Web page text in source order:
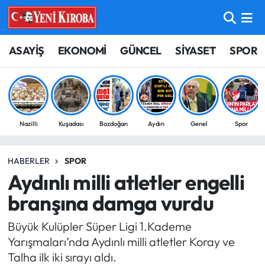
ASAYİŞ EKONOMİ GÜNCEL SİYASET SPOR
Nazilli Kuşadası Bozdoğan Aydın Genel Spor
HABERLER SPOR
Aydınlı milli atletler engelli
branşına damga vurdu
Büyük Kulüpler Süper Ligi 1.Kademe
Yarışmaları’nda Aydınlı milli atletler Koray ve
Talha ilk iki sırayı aldı.
ASAYİŞ
BİLİM-TEKNOLOJİ
ÇEVRE
EĞİTİM
GÜNCEL
GÜNDEM
Aydın Nöbetçi Eczaneler
Aydın Hava Durumu
Aydin Namaz Vakitleri
Süper Lig Puan Durumu ve Fikstür
Tüm Manşetler
Son Dakika Haberleri
Haber Arşivi